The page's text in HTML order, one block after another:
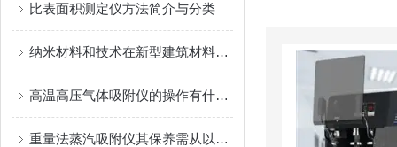
比表面积测定仪方法简介与分类
纳米材料和技术在新型建筑材料中的应用
高温高压气体吸附仪的操作有什么技巧呢？
重量法蒸汽吸附仪其保养需从以下方面入手